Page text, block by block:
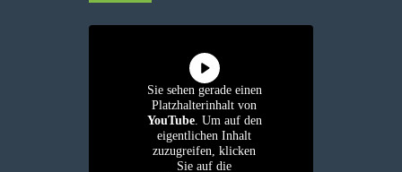
Sie sehen gerade einen
Platzhalterinhalt von
YouTube. Um auf den
eigentlichen Inhalt
zuzugreifen, klicken
Sie auf die